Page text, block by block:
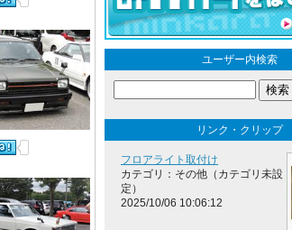
ユーザー内検索
リンク・クリップ
フロアライト取付け
カテゴリ：その他（カテゴリ未設
定）
2025/10/06 10:06:12